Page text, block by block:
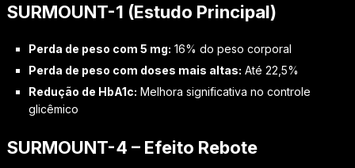
SURMOUNT-1 (Estudo Principal)
Perda de peso com 5 mg: 16% do peso corporal
Perda de peso com doses mais altas: Até 22,5%
Redução de HbA1c: Melhora significativa no controle
glicêmico
SURMOUNT-4 – Efeito Rebote